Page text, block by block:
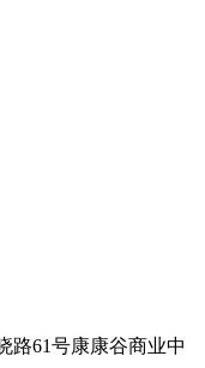
路61号康康谷商业中